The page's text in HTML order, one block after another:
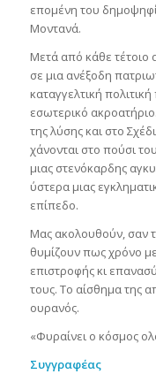
επομένη του
Μοντανά.
Μετά από κάθε τέτοιο
σε μια ανέξοδη
καταγγελτική
εσωτερικό
της λύσης και στο
χάνονται στο πούσι
μιας στενόκαρδης
ύστερα μιας
επίπεδο.
Μας ακολουθούν, σαν
θυμίζουν πως χρόνο
επιστροφής κι
τους. Το αίσθημα της
ουρανός.
«Φυραίνει ο κόσμος
Συγγραφέας